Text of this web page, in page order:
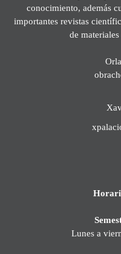
conocimiento, además
importantes revistas
de
Lunes a